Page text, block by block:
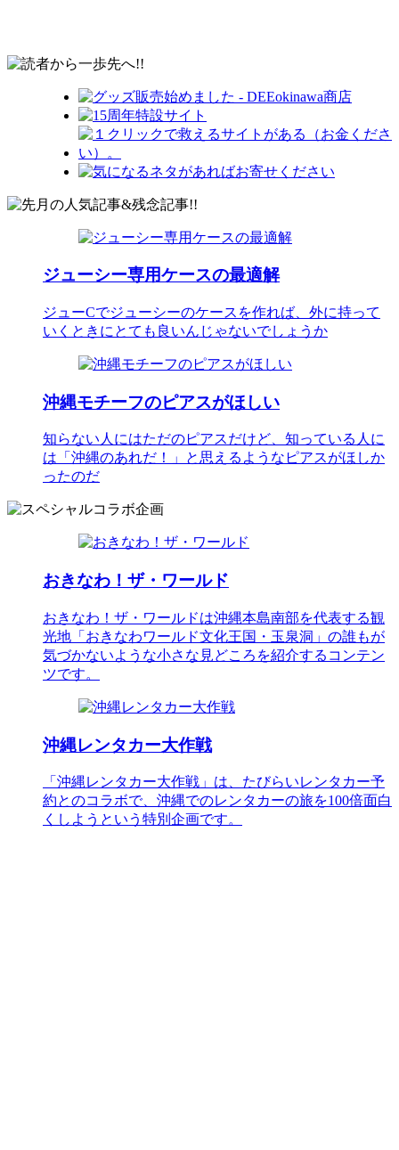
ジューシー専用ケースの最適解
ジューCでジューシーのケースを作れば、外に持って
いくときにとても良いんじゃないでしょうか
沖縄モチーフのピアスがほしい
知らない人にはただのピアスだけど、知っている人に
は「沖縄のあれだ！」と思えるようなピアスがほしか
ったのだ
おきなわ！ザ・ワールド
おきなわ！ザ・ワールドは沖縄本島南部を代表する観
光地「おきなわワールド文化王国・玉泉洞」の誰もが
気づかないような小さな見どころを紹介するコンテン
ツです。
沖縄レンタカー大作戦
「沖縄レンタカー大作戦」は、たびらいレンタカー予
約とのコラボで、沖縄でのレンタカーの旅を100倍面白
くしようという特別企画です。